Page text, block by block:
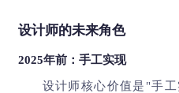
设计师的未来角色
2025年前：手工实现
设计师核心价值是"手